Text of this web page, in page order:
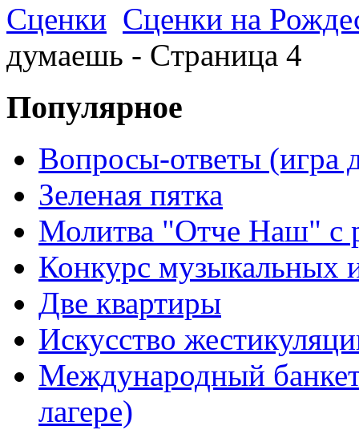
Сценки Сценки на
думаешь - Cтраница 4
Популярное
Вопросы-ответы (игра
Зеленая пятка
Молитва "Отче Наш" с
Конкурс музыкальных
Две квартиры
Искусство
Международный
лагере)